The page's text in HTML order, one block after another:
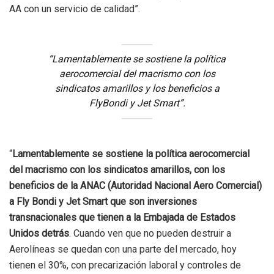
AA con un servicio de calidad”.
“Lamentablemente se sostiene la política
aerocomercial del macrismo con los
sindicatos amarillos y los beneficios a
FlyBondi y Jet Smart”.
“Lamentablemente se sostiene la política aerocomercial
del macrismo con los sindicatos amarillos, con los
beneficios de la ANAC (Autoridad Nacional Aero Comercial)
a Fly Bondi y Jet Smart que son inversiones
transnacionales que tienen a la Embajada de Estados
Unidos detrás. Cuando ven que no pueden destruir a
Aerolíneas se quedan con una parte del mercado, hoy
tienen el 30%, con precarización laboral y controles de